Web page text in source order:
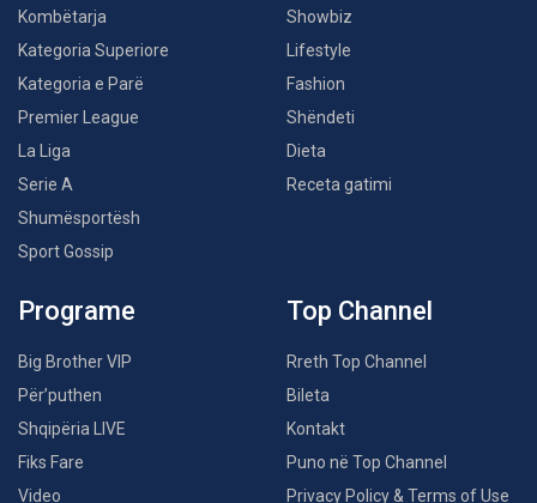
Kombëtarja
Kategoria Superiore
Kategoria e Parë
Premier League
La Liga
Serie A
Shumësportësh
Sport Gossip
Showbiz
Lifestyle
Fashion
Shëndeti
Dieta
Receta gatimi
Programe
Big Brother VIP
Për’puthen
Shqipëria LIVE
Fiks Fare
Video
Top Channel
Rreth Top Channel
Bileta
Kontakt
Puno në Top Channel
Privacy Policy & Terms of Use